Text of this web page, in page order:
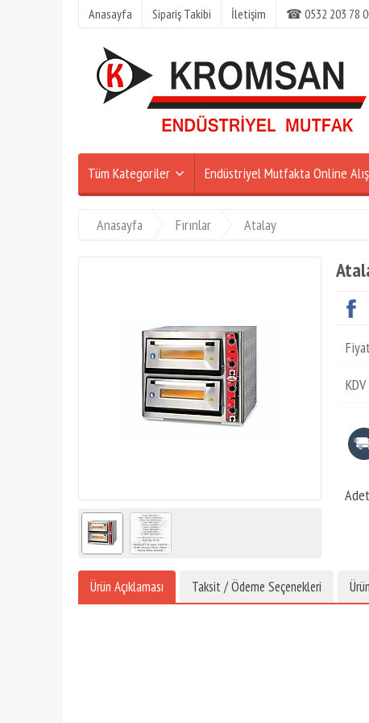
Anasayfa Sipariş Takibi İletişim ☎ 0532 203 78
Tüm Kategoriler Endüstriyel Mutfakta Online
Anasayfa Fırınlar Atalay
Fiyat
Adet
Ürün Açıklaması Taksit / Ödeme Seçenekleri